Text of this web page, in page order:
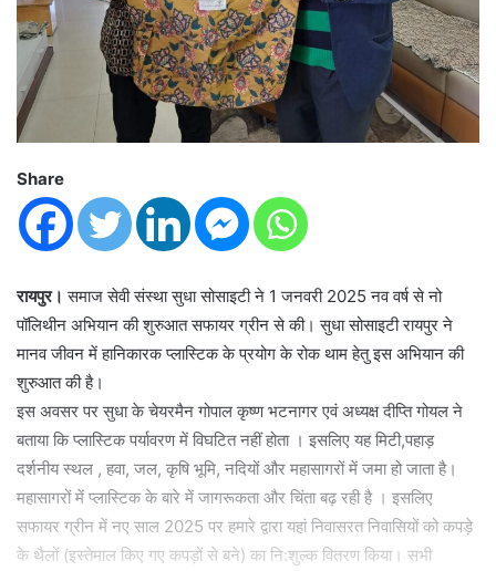
Share
रायपुर। समाज सेवी संस्था सुधा सोसाइटी ने 1 जनवरी 2025 नव वर्ष से नो
पॉलिथीन अभियान की शुरुआत सफायर ग्रीन से की। सुधा सोसाइटी रायपुर ने
मानव जीवन में हानिकारक प्लास्टिक के प्रयोग के रोक थाम हेतु इस अभियान की
शुरुआत की है।
इस अवसर पर सुधा के चेयरमैन गोपाल कृष्ण भटनागर एवं अध्यक्ष दीप्ति गोयल ने
बताया कि प्लास्टिक पर्यावरण में विघटित नहीं होता । इसलिए यह मिटी,पहाड़
दर्शनीय स्थल , हवा, जल, कृषि भूमि, नदियों और महासागरों में जमा हो जाता है।
महासागरों में प्लास्टिक के बारे में जागरूकता और चिंता बढ़ रही है । इसलिए
सफायर ग्रीन में नए साल 2025 पर हमारे द्वारा यहां निवासरत निवासियों को कपड़े
के थैलों (इस्तेमाल किए गए कपड़ों से बने) का नि:शुल्क वितरण किया। सभी